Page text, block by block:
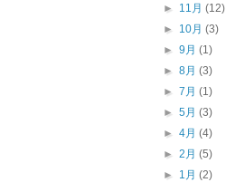
► 11月(12)
► 10月(3)
►9月(1)
►8月(3)
►7月(1)
►5月(3)
►4月(4)
►2月(5)
► 1月(2)